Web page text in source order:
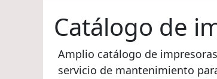
Catálogo de
Amplio catálogo de
servicio de mantenimiento